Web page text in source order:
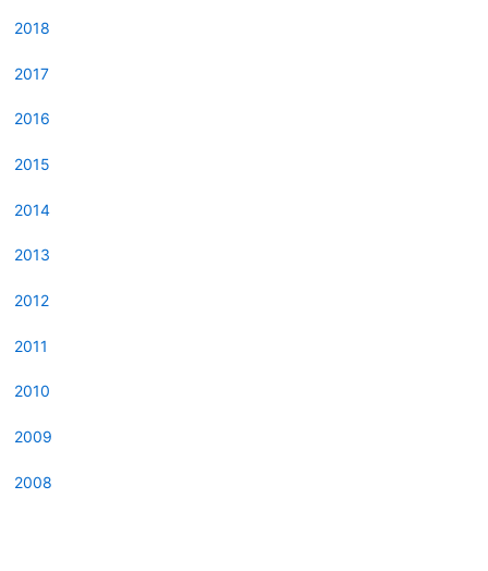
2018
2017
2016
2015
2014
2013
2012
2011
2010
2009
2008